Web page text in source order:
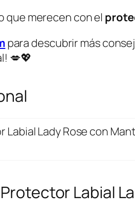
c
n
d
que merecen con el
para descubrir más
💋💖
Labial Lady Rose con
Protector Labial